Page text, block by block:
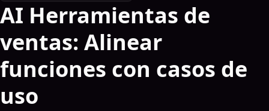
AI Herramientas de
ventas: Alinear
funciones con casos de
uso